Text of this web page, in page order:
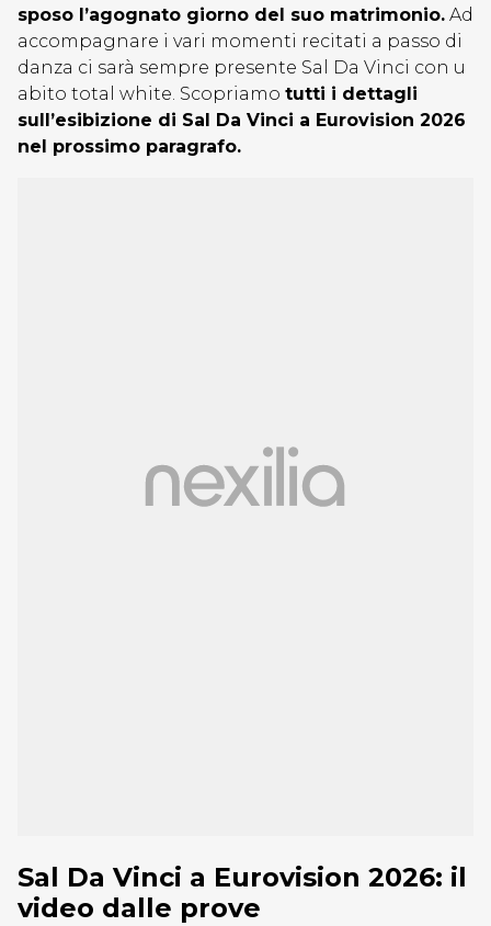
sposo l’agognato giorno del suo matrimonio. Ad
accompagnare i vari momenti recitati a passo di
danza ci sarà sempre presente Sal Da Vinci con u
abito total white. Scopriamo tutti i dettagli
sull’esibizione di Sal Da Vinci a Eurovision 2026
nel prossimo paragrafo.
Sal Da Vinci a Eurovision 2026: il
video dalle prove